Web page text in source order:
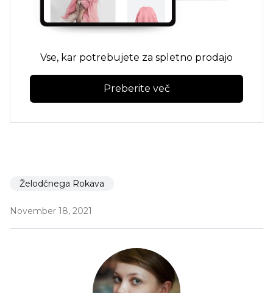
Vse, kar potrebujete za spletno prodajo
Preberite več
Želodčnega Rokava
November 18, 2021